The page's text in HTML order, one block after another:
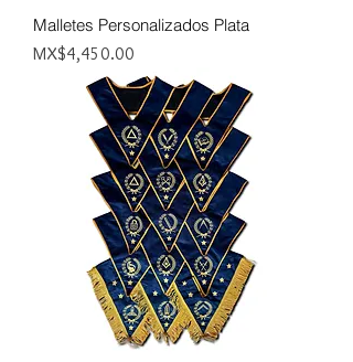
Malletes Personalizados Plata
Price
MX$4,450.00